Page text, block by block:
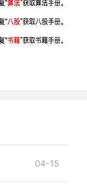
04-15